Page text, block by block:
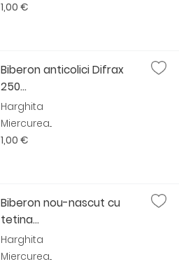
1,00 €
Biberon anticolici Difrax
250...
Harghita
Miercurea...
1,00 €
Biberon nou-nascut cu
tetina...
Harghita
Miercurea...